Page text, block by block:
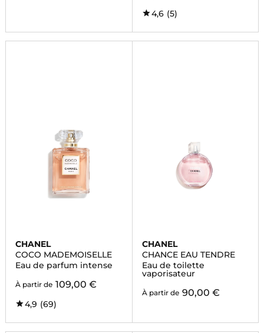
4,6 (5)
CHANEL
COCO MADEMOISELLE
Eau de parfum intense
À partir de 109,00 €
4,9 (69)
CHANEL
CHANCE EAU TENDRE
Eau de toilette
vaporisateur
À partir de 90,00 €